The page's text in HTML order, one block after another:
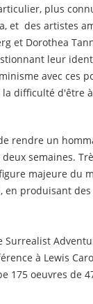
plus
et des artistes
et Dorothea
leur
avec ces
difficulté d'être
rendre un
semaines.
majeure du
en produisant
Surrealist
à Lewis
175 oeuvres de